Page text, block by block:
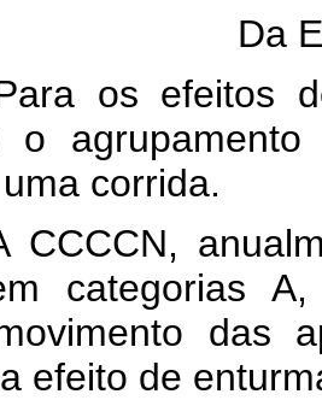
Da
os efeitos
o
corrida.
CCCCN,
categorias
das
efeito de